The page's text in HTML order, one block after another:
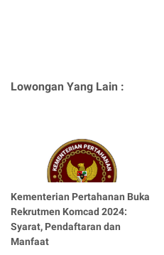
Lowongan Yang Lain :
Kementerian Pertahanan Buka
Rekrutmen Komcad 2024:
Syarat, Pendaftaran dan
Manfaat